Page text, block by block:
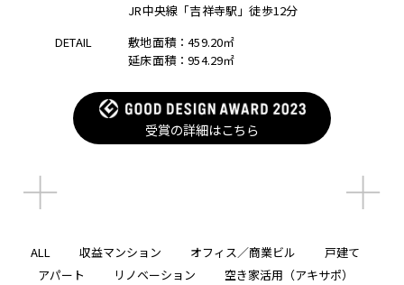
JR中央線「吉祥寺駅」徒歩12分
DETAIL
敷地面積：459.20㎡
延床面積：954.29㎡
受賞の詳細はこちら
JR中央線「吉祥寺駅」徒歩12分
DETAIL
敷地面積：459.20㎡
延床面積：954.29㎡
受賞の詳細はこちら
JR中央線「吉祥寺駅」徒歩12分
DETAIL
敷地面積：459.20㎡
延床面積：954.29㎡
ALL 収益マンション オフィス／商業ビル
戸建て
アパート
リノベーション
空き家活用（アキサポ）